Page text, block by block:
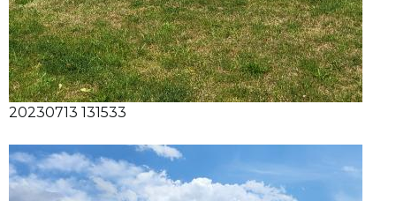
20230713 131533